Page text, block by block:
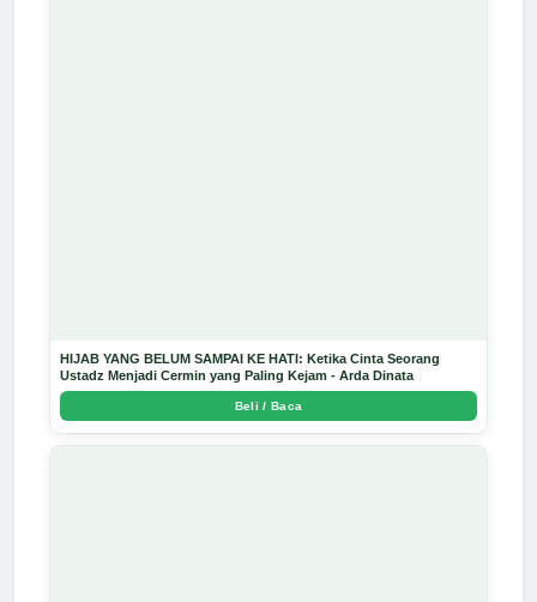
HIJAB YANG BELUM SAMPAI KE HATI: Ketika Cinta Seorang
Ustadz Menjadi Cermin yang Paling Kejam - Arda Dinata
Beli / Baca